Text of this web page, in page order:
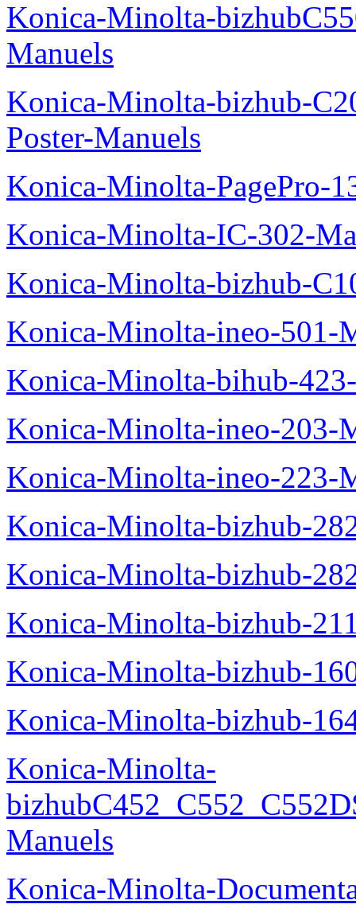
Konica-Minolta-
Manuels
Konica-Minolta-bizhub-
Poster-Manuels
Konica-Minolta-PagePro-
Konica-Minolta-IC-302-
Konica-Minolta-bizhub-
Konica-Minolta-ineo-501-
Konica-Minolta-bihub-
Konica-Minolta-ineo-203-
Konica-Minolta-ineo-223-
Konica-Minolta-bizhub-
Konica-Minolta-bizhub-
Konica-Minolta-bizhub-
Konica-Minolta-bizhub-
Konica-Minolta-bizhub-
Konica-Minolta-
Manuels
Konica-Minolta-